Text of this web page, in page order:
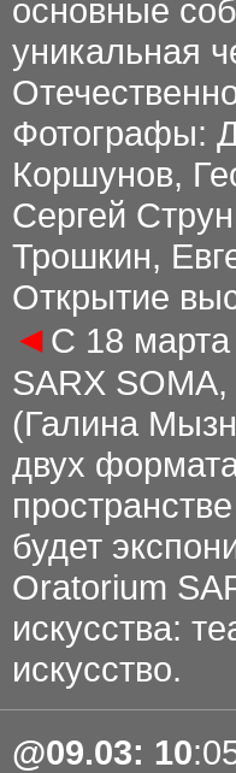
основные
уникальная
Фотографы:
Коршунов,
Сергей
Трошкин,
Открытие
◄ С 18
SARX
(Галина
двух
будет
Oratorium
искусства:
искусство.
@09.03: 10